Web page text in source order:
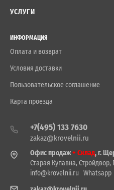
УСЛУГИ
ИНФОРМАЦИЯ
Оплата и возврат
Условия доставки
Пользовательское соглашение
Карта проезда
+7(495) 133 7630
zakaz@krovelnii.ru
Офис продаж+ Склад, г.
Старая Купавна,
info@krovelnii.ru Whatsapp